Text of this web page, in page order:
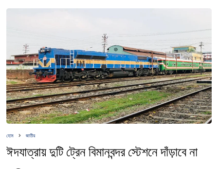
হোম জাতীয়
ঈদযাত্রায় দুটি ট্রেন বিমানবন্দর স্টেশনে দাঁড়াবে না